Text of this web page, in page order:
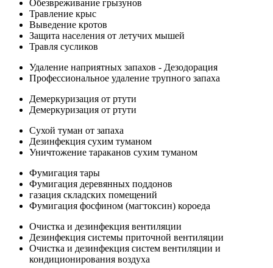
Обезвреживание грызунов
Травление крыс
Выведение кротов
Защита населения от летучих мышей
Травля сусликов
Удаление наприятных запахов - Дезодорация
Профессиональное удаление трупного запаха
Демеркуризация от ртути
Демеркуризация от ртути
Сухой туман от запаха
Дезинфекция сухим туманом
Уничтожение тараканов сухим туманом
Фумигация тары
Фумигация деревянных поддонов
газация складских помещений
Фумигация фосфином (магтоксин) короеда
Очистка и дезинфекция вентиляции
Дезинфекция системы приточной вентиляции
Очистка и дезинфекция систем вентиляции и
кондиционирования воздуха